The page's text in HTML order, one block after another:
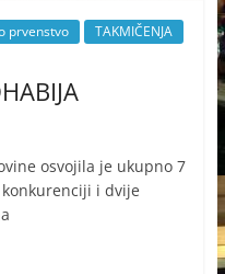
prvenstvo
TAKMIČENJA
osvojila je ukupno 7
i dvije